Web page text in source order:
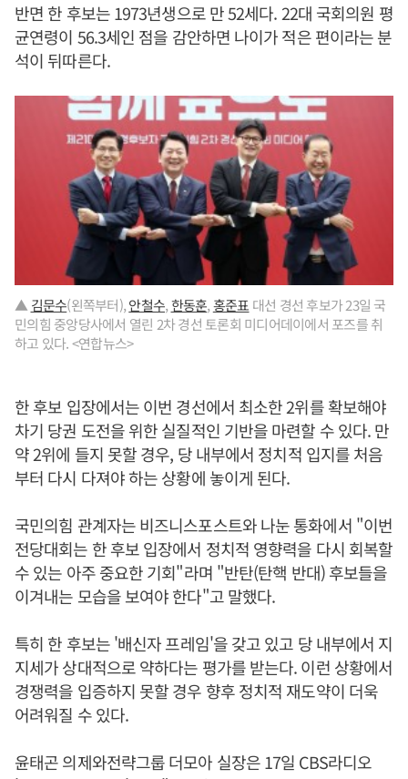
반면 한 후보는 1973년생으로 만 52세다. 22대 국회의원 평
균연령이 56.3세인 점을 감안하면 나이가 적은 편이라는 분
석이 뒤따른다.
▲ 김문수(왼쪽부터),안철수,한동훈,홍준표 대선 경선 후보가 23일 국
민의힘 중앙당사에서 열린 2차 경선 토론회 미디어데이에서 포즈를 취
하고 있다. <연합뉴스>
한 후보 입장에서는 이번 경선에서 최소한 2위를 확보해야
차기 당권 도전을 위한 실질적인 기반을 마련할 수 있다. 만
약 2위에 들지 못할 경우, 당 내부에서 정치적 입지를 처음
부터 다시 다져야 하는 상황에 놓이게 된다.
국민의힘 관계자는 비즈니스포스트와 나눈 통화에서 "이번
전당대회는 한 후보 입장에서 정치적 영향력을 다시 회복할
수 있는 아주 중요한 기회"라며 "반탄(탄핵 반대) 후보들을
이겨내는 모습을 보여야 한다"고 말했다.
특히 한 후보는 '배신자 프레임'을 갖고 있고 당 내부에서 지
지세가 상대적으로 약하다는 평가를 받는다. 이런 상황에서
경쟁력을 입증하지 못할 경우 향후 정치적 재도약이 더욱
어려워질 수 있다.
윤태곤 의제와전략그룹 더모아 실장은 17일 CBS라디오